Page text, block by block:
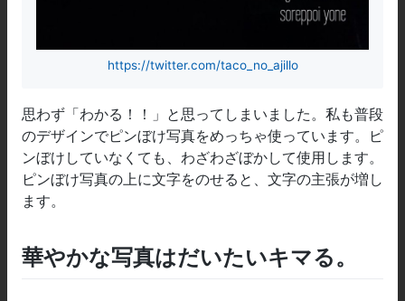
https://twitter.com/taco_no_ajillo
思わず「わかる！！」と思ってしまいました。私も普段
のデザインでピンぼけ写真をめっちゃ使っています。ピ
ンぼけしていなくても、わざわざぼかして使用します。
ピンぼけ写真の上に文字をのせると、文字の主張が増し
ます。
華やかな写真はだいたいキマる。